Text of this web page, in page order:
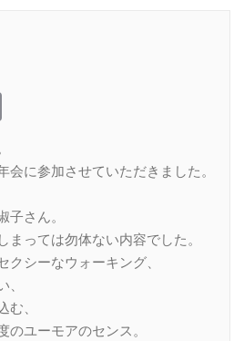
会に参加させていただきました。
子さん。
まっては勿体ない内容でした。
クシーなウォーキング、
む、
のユーモアのセンス。